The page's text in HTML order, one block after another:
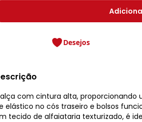
Desejos
com cintura alta, proporcionando
elástico no cós traseiro e bolsos
tecido de alfaiataria texturizado, é